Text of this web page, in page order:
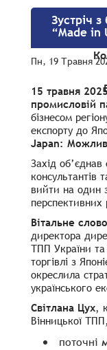
Зустріч
“Made in
Пн, 19 Травня
15 травня
промисловій
бізнесом
експорту до
Japan:
Захід
консультантів
вийти на один
перспективних
Вітальне слово
директора
ТПП України та
торгівлі з
окреслила
українського
Світлана Цух,
Вінницької
поточні